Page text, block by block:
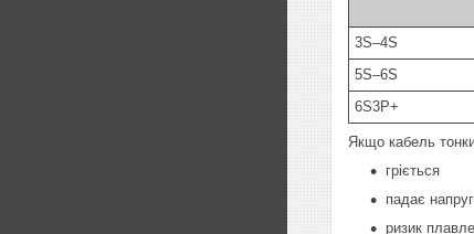
3S–4S
5S–6S
6S3P+
Якщо кабель
гріється
падає
ризик